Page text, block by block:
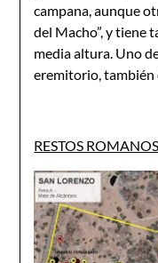
campana, aunque
del Macho”, y tiene
media altura. Uno
eremitorio, también
RESTOS